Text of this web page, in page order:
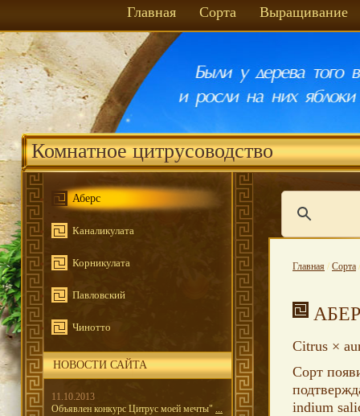
Главная Сорта Выращивание
Комнатное цитрусоводство
Аберс
Каналикулата
Корникулата
Павловский
Чинотто
НОВОСТИ САЙТА
11.10.2013
Объявлен конкурс Цитрус моей мечты" ...
Главная / Сорта
Citrus ×
Сорт
indium